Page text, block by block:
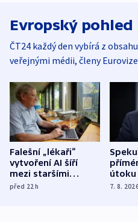
Evropský pohled
ČT24 každý den vybírá z
veřejnými médii, členy
Falešní „lékaři“
vytvoření AI šíří
mezi staršími
Poláky nebezpečné
před 22h
útoku
míní
7. 8.